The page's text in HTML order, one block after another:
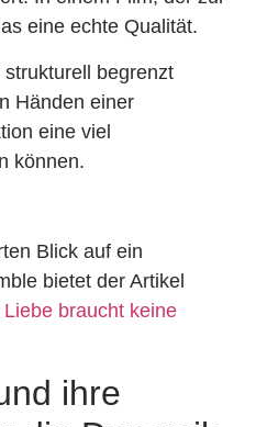
eine echte Qualität.
begrenzt
Händen einer
eine viel
können.
Blick auf ein
bietet der Artikel
braucht keine
ihre